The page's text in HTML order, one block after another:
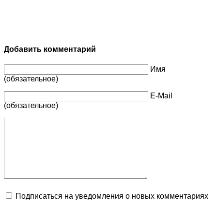
Добавить комментарий
Имя
(обязательное)
E-Mail
(обязательное)
Подписаться на уведомления о новых комментариях